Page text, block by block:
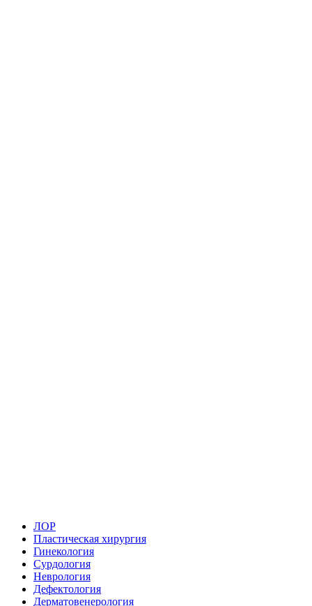
ЛОР
Пластическая хирургия
Гинекология
Сурдология
Неврология
Дефектология
Дерматовенерология